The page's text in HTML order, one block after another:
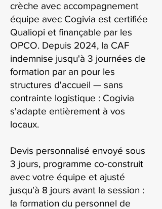
crèche avec accompagnement
équipe avec Cogivia est certifiée
Qualiopi et finançable par les
OPCO. Depuis 2024, la CAF
indemnise jusqu'à 3 journées de
formation par an pour les
structures d'accueil — sans
contrainte logistique : Cogivia
s'adapte entièrement à vos
locaux.
Devis personnalisé envoyé sous
3 jours, programme co-construit
avec votre équipe et ajusté
jusqu'à 8 jours avant la session :
la formation du personnel de